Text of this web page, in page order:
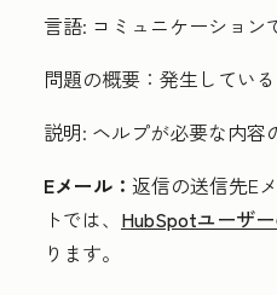
言語: コミュニケーション
問題の概要： 発生してい
説明: ヘルプが必要な内容
Eメール： 返信の送信先E
トでは、 HubSpotユーザ
ります。